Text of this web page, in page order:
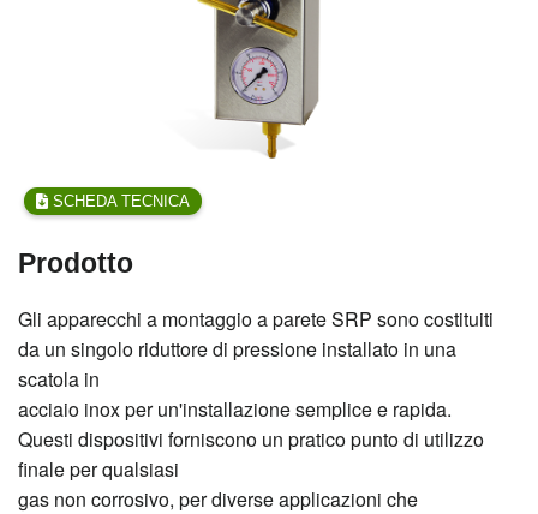
SCHEDA TECNICA
Prodotto
Gli apparecchi a montaggio a parete SRP sono costituiti
da un singolo riduttore di pressione installato in una
scatola in
acciaio inox per un'installazione semplice e rapida.
Questi dispositivi forniscono un pratico punto di utilizzo
finale per qualsiasi
gas non corrosivo, per diverse applicazioni che